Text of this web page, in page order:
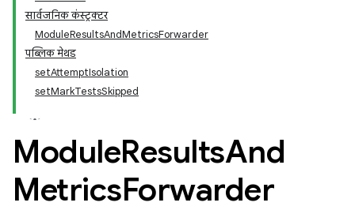
सार्वजनिक कंस्ट्रक्टर
ModuleResultsAndMetricsForwarder
पब्लिक मेथड
setAttemptIsolation
setMarkTestsSkipped
ModuleResultsAnd
MetricsForwarder